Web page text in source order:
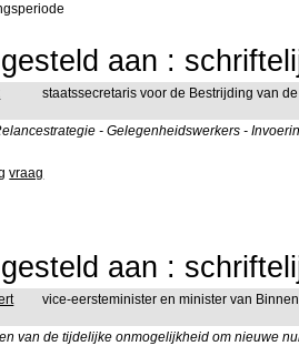
aan :
staatssecretaris voor de Bestrijding van
- Gelegenheidswerkers -
vraag
aan :
vice-eersteminister en minister van
van de tijdelijke onmogelijkheid om nieuwe